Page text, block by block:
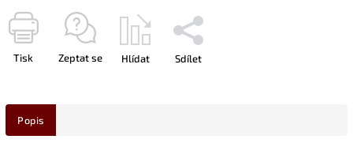
Tisk Zeptat se Hlídat Sdílet
Popis